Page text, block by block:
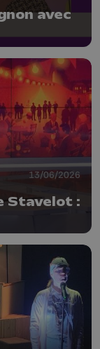
avec
13/06/2026
Stavelot :